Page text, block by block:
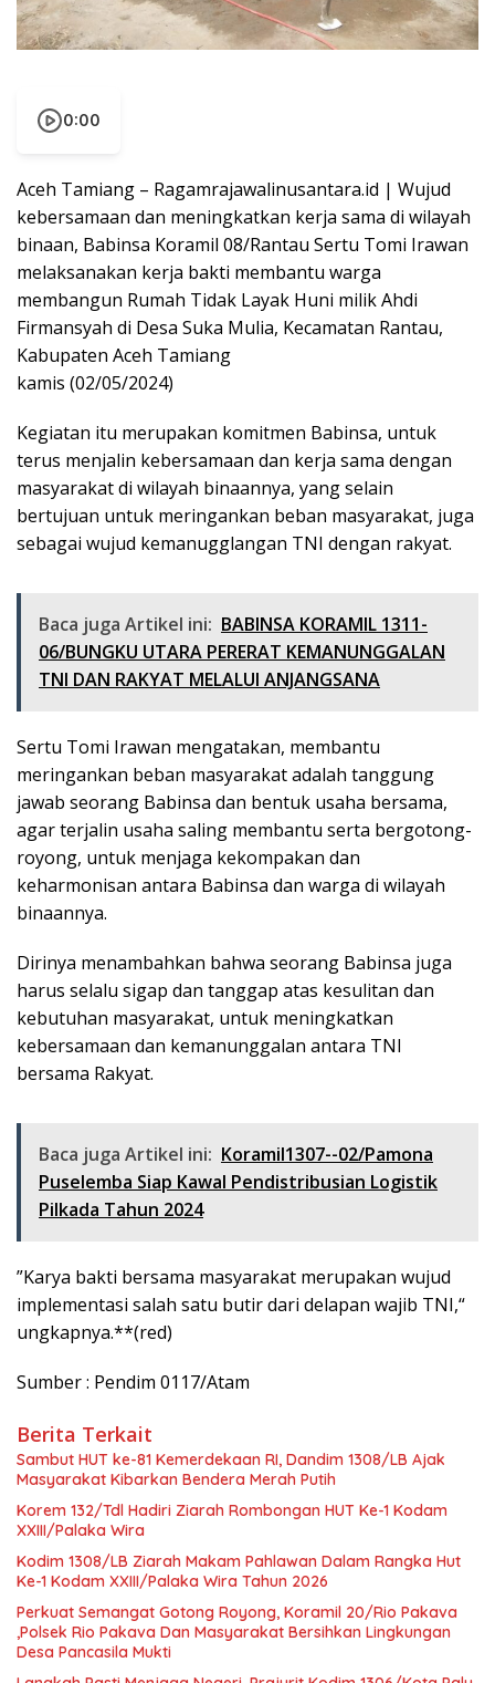
0:00
Aceh Tamiang – Ragamrajawalinusantara.id | Wujud
kebersamaan dan meningkatkan kerja sama di wilayah
binaan, Babinsa Koramil 08/Rantau Sertu Tomi Irawan
melaksanakan kerja bakti membantu warga
membangun Rumah Tidak Layak Huni milik Ahdi
Firmansyah di Desa Suka Mulia, Kecamatan Rantau,
Kabupaten Aceh Tamiang
kamis (02/05/2024)
Kegiatan itu merupakan komitmen Babinsa, untuk
terus menjalin kebersamaan dan kerja sama dengan
masyarakat di wilayah binaannya, yang selain
bertujuan untuk meringankan beban masyarakat, juga
sebagai wujud kemanugglangan TNI dengan rakyat.
Baca juga Artikel ini: BABINSA KORAMIL 1311-
06/BUNGKU UTARA PERERAT KEMANUNGGALAN
TNI DAN RAKYAT MELALUI ANJANGSANA
Sertu Tomi Irawan mengatakan, membantu
meringankan beban masyarakat adalah tanggung
jawab seorang Babinsa dan bentuk usaha bersama,
agar terjalin usaha saling membantu serta bergotong-
royong, untuk menjaga kekompakan dan
keharmonisan antara Babinsa dan warga di wilayah
binaannya.
Dirinya menambahkan bahwa seorang Babinsa juga
harus selalu sigap dan tanggap atas kesulitan dan
kebutuhan masyarakat, untuk meningkatkan
kebersamaan dan kemanunggalan antara TNI
bersama Rakyat.
Baca juga Artikel ini: Koramil1307--02/Pamona
Puselemba Siap Kawal Pendistribusian Logistik
Pilkada Tahun 2024
”Karya bakti bersama masyarakat merupakan wujud
implementasi salah satu butir dari delapan wajib TNI,“
ungkapnya.**(red)
Sumber : Pendim 0117/Atam
Berita Terkait
Sambut HUT ke-81 Kemerdekaan RI, Dandim 1308/LB Ajak
Masyarakat Kibarkan Bendera Merah Putih
Korem 132/Tdl Hadiri Ziarah Rombongan HUT Ke-1 Kodam
XXIII/Palaka Wira
Kodim 1308/LB Ziarah Makam Pahlawan Dalam Rangka Hut
Ke-1 Kodam XXIII/Palaka Wira Tahun 2026
Perkuat Semangat Gotong Royong, Koramil 20/Rio Pakava
,Polsek Rio Pakava Dan Masyarakat Bersihkan Lingkungan
Desa Pancasila Mukti